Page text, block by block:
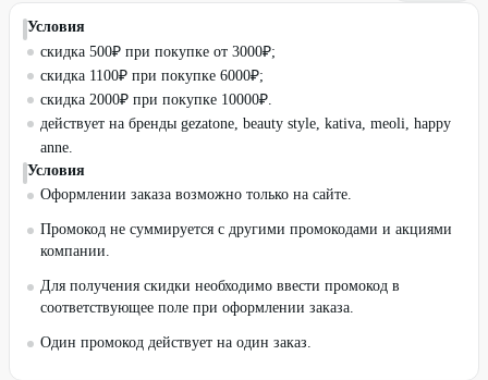
Условия
скидка 500₽ при покупке от 3000₽;
скидка 1100₽ при покупке 6000₽;
скидка 2000₽ при покупке 10000₽.
действует на бренды gezatone, beauty style, kativa, meoli, happy
anne.
Условия
Оформлении заказа возможно только на сайте.
Промокод не суммируется с другими промокодами и акциями
компании.
Для получения скидки необходимо ввести промокод в
соответствующее поле при оформлении заказа.
Один промокод действует на один заказ.